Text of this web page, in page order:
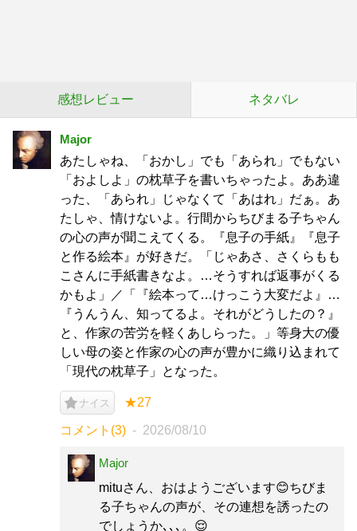
感想レビュー ネタバレ
Major
あたしゃね、「おかし」でも「あられ」でもない
「およしよ」の枕草子を書いちゃったよ。ああ違
った、「あられ」じゃなくて「あはれ」だぁ。あ
たしゃ、情けないよ。行間からちびまる子ちゃん
の心の声が聞こえてくる。『息子の手紙』『息子
と作る絵本』が好きだ。「じゃあさ、さくらもも
こさんに手紙書きなよ。…そうすれば返事がくる
かもよ」／「『絵本って…けっこう大変だよ』…
『うんうん、知ってるよ。それがどうしたの？』
と、作家の苦労を軽くあしらった。」等身大の優
しい母の姿と作家の心の声が豊かに織り込まれて
「現代の枕草子」となった。
ナイス ★27
コメント(3) 2026/08/10
Major
mituさん、おはようございます😊ちびま
る子ちゃんの声が、その連想を誘ったの
でしょうか､､､。😌